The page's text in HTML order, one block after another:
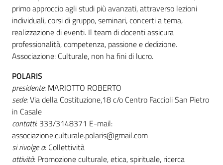
primo approccio agli studi più avanzati, attraverso lezioni
individuali, corsi di gruppo, seminari, concerti a tema,
realizzazione di eventi. Il team di docenti assicura
professionalità, competenza, passione e dedizione.
Associazione: Culturale, non ha fini di lucro.
POLARIS
presidente: MARIOTTO ROBERTO
sede: Via della Costituzione,18 c/o Centro Faccioli San Pietro
in Casale
contatti: 333/3148371 E-mail:
associazione.culturale.polaris@gmail.com
si rivolge a: Collettività
attività: Promozione culturale, etica, spirituale, ricerca